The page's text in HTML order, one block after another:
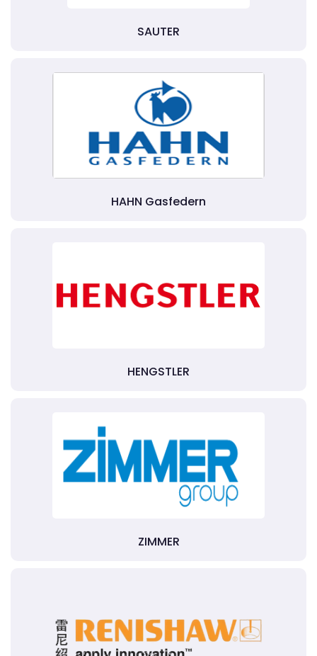
SAUTER
HAHN Gasfedern
HENGSTLER
ZIMMER